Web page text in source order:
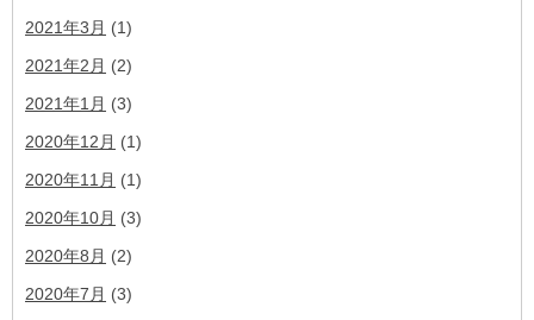
2021年3月 (1)
2021年2月 (2)
2021年1月 (3)
2020年12月 (1)
2020年11月 (1)
2020年10月 (3)
2020年8月 (2)
2020年7月 (3)